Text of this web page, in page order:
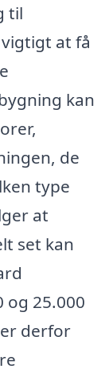
til
at få
kan
de
type
at
set kan
og 25.000
derfor